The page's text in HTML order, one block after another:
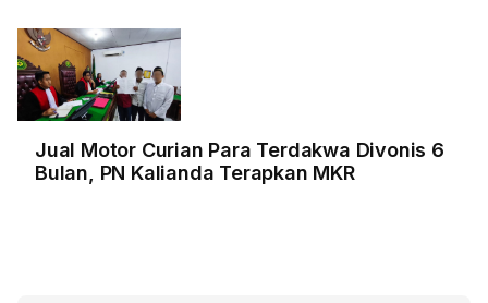
Jual Motor Curian Para Terdakwa Divonis 6
Bulan, PN Kalianda Terapkan MKR